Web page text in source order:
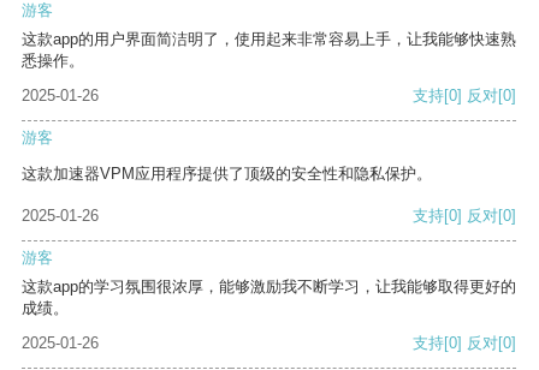
游客
这款app的用户界面简洁明了，使用起来非常容易上手，让我能够快速熟
悉操作。
2025-01-26
支持[0] 反对[0]
游客
这款加速器VPM应用程序提供了顶级的安全性和隐私保护。
2025-01-26 支持[0] 反对[0]
游客
这款app的学习氛围很浓厚，能够激励我不断学习，让我能够取得更好的
成绩。
2025-01-26
支持[0] 反对[0]